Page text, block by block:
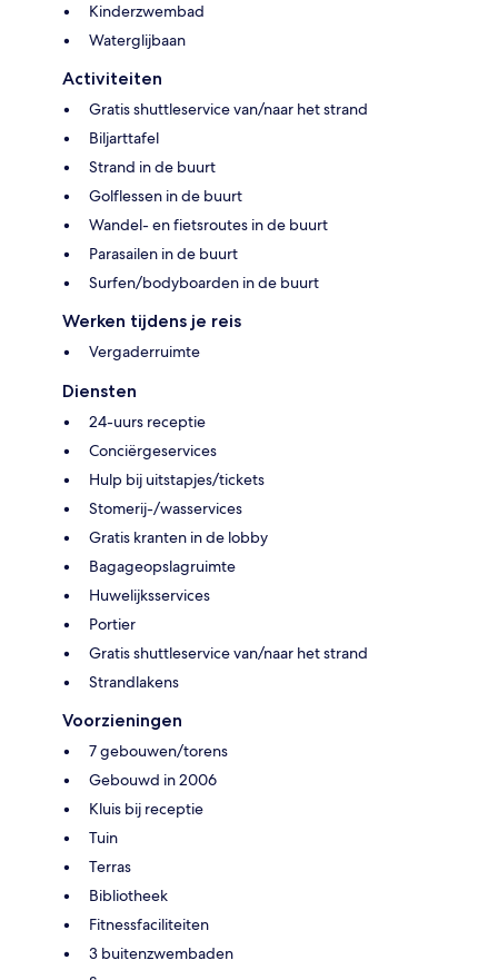
Kinderzwembad
Waterglijbaan
Activiteiten
Gratis shuttleservice van/naar het strand
Biljarttafel
Strand in de buurt
Golflessen in de buurt
Wandel- en fietsroutes in de buurt
Parasailen in de buurt
Surfen/bodyboarden in de buurt
Werken tijdens je reis
Vergaderruimte
Diensten
24-uurs receptie
Conciërgeservices
Hulp bij uitstapjes/tickets
Stomerij-/wasservices
Gratis kranten in de lobby
Bagageopslagruimte
Huwelijksservices
Portier
Gratis shuttleservice van/naar het strand
Strandlakens
Voorzieningen
7 gebouwen/torens
Gebouwd in 2006
Kluis bij receptie
Tuin
Terras
Bibliotheek
Fitnessfaciliteiten
3 buitenzwembaden